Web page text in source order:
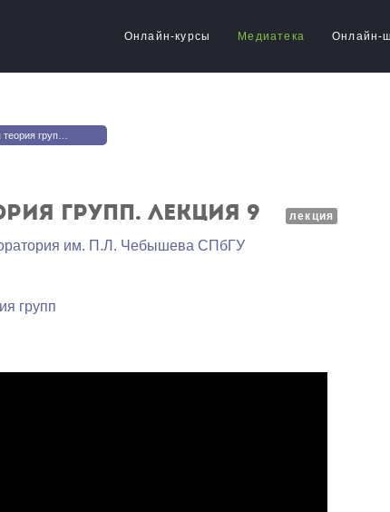
Онлайн-курсы Медиатека Онлайн-
групп. Лекция 9
групп. Лекция 9 лекция
им. П.Л. Чебышева СПбГУ
групп